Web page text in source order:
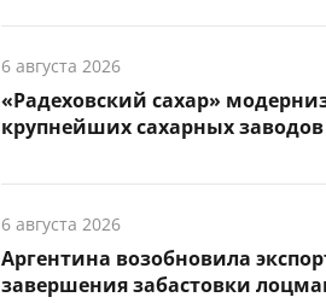
6 августа 2026
«Радеховский сахар»
крупнейших сахарных
6 августа 2026
Аргентина возобновила
завершения забастовки